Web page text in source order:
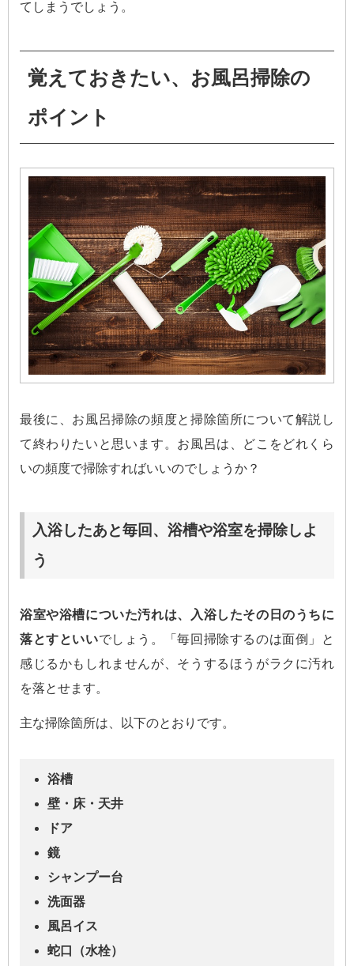
てしまうでしょう。
覚えておきたい、お風呂掃除の
ポイント
最後に、お風呂掃除の頻度と掃除箇所について解説し
て終わりたいと思います。お風呂は、どこをどれくら
いの頻度で掃除すればいいのでしょうか？
入浴したあと毎回、浴槽や浴室を掃除しよ
う
浴室や浴槽についた汚れは、入浴したその日のうちに
落とすといいでしょう。「毎回掃除するのは面倒」と
感じるかもしれませんが、そうするほうがラクに汚れ
を落とせます。
主な掃除箇所は、以下のとおりです。
浴槽
壁・床・天井
ドア
鏡
シャンプー台
洗面器
風呂イス
蛇口（水栓）